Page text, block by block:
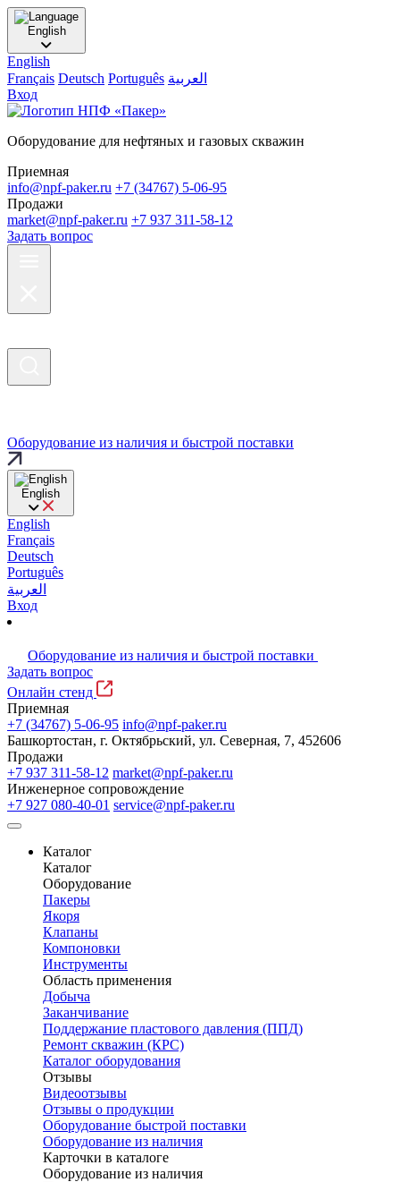
English
English
Français Deutsch Português العربية
Вход
Оборудование для нефтяных и газовых скважин
Приемная
info@npf-paker.ru +7 (34767) 5-06-95
Продажи
market@npf-paker.ru +7 937 311-58-12
Задать вопрос
Оборудование из наличия и быстрой поставки
English
English
Français
Deutsch
Português
العربية
Вход
Оборудование из наличия и быстрой поставки
Задать вопрос
Онлайн стенд
Приемная
+7 (34767) 5-06-95 info@npf-paker.ru
Башкортостан, г. Октябрьский, ул. Северная, 7, 452606
Продажи
+7 937 311-58-12 market@npf-paker.ru
Инженерное сопровождение
+7 927 080-40-01 service@npf-paker.ru
Каталог
Каталог
Оборудование
Пакеры
Якоря
Клапаны
Компоновки
Инструменты
Область применения
Добыча
Заканчивание
Поддержание пластового давления (ППД)
Ремонт скважин (КРС)
Каталог оборудования
Отзывы
Видеоотзывы
Отзывы о продукции
Оборудование быстрой поставки
Оборудование из наличия
Карточки в каталоге
Оборудование из наличия